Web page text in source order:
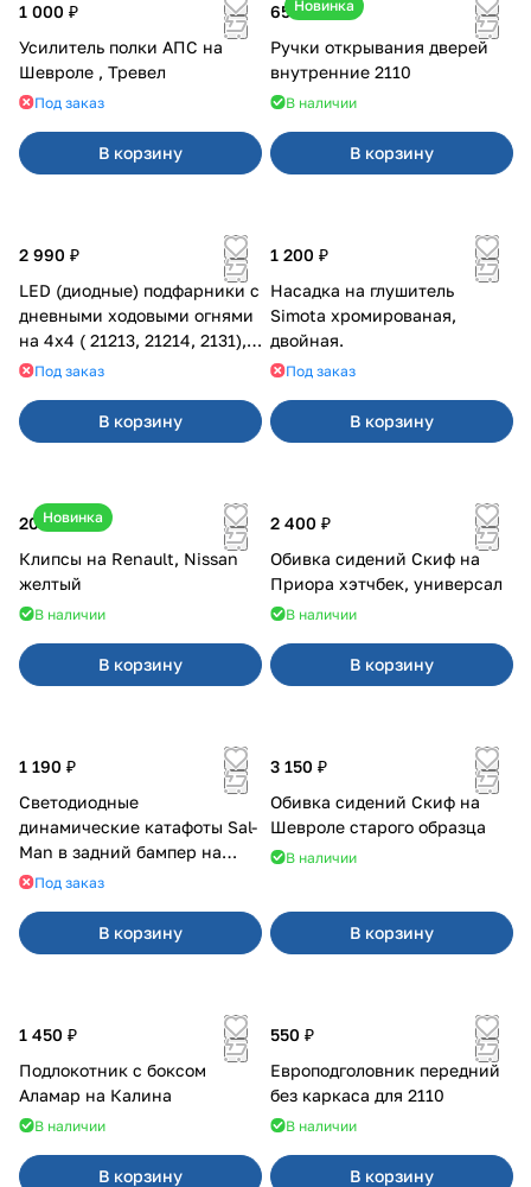
1 000 ₽
Усилитель полки АПС на
Шевроле , Тревел
Под заказ
В корзину
Новинка
650 ₽
Ручки открывания дверей
внутренние 2110
В наличии
В корзину
2 990 ₽
LED (диодные) подфарники с
дневными ходовыми огнями
на 4х4 ( 21213, 21214, 2131),
желтая полоса
Под заказ
В корзину
1 200 ₽
Насадка на глушитель
Simota хромированая,
двойная.
Под заказ
В корзину
Новинка
20 ₽
Клипсы на Renault, Nissan
желтый
В наличии
В корзину
2 400 ₽
Обивка сидений Скиф на
Приора хэтчбек, универсал
В наличии
В корзину
1 190 ₽
Светодиодные
динамические катафоты Sal-
Man в задний бампер на
Приора 2
Под заказ
В корзину
3 150 ₽
Обивка сидений Скиф на
Шевроле старого образца
В наличии
В корзину
1 450 ₽
Подлокотник с боксом
Аламар на Калина
В наличии
В корзину
550 ₽
Европодголовник передний
без каркаса для 2110
В наличии
В корзину